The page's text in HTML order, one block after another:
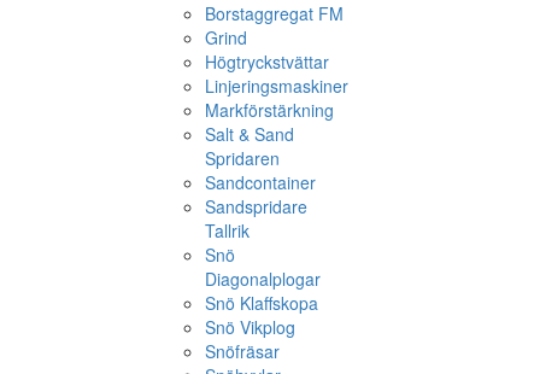
Borstaggregat FM
Grind
Högtryckstvättar
Linjeringsmaskiner
Markförstärkning
Salt & Sand
Spridaren
Sandcontainer
Sandspridare
Tallrik
Snö
Diagonalplogar
Snö Klaffskopa
Snö Vikplog
Snöfräsar